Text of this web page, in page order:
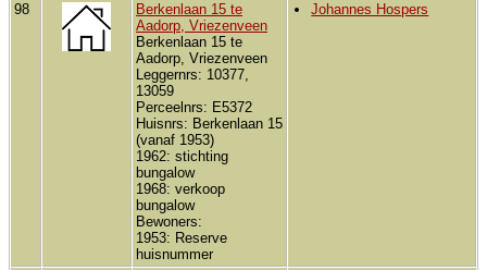
98
Berkenlaan 15 te
Aadorp, Vriezenveen
Berkenlaan 15 te
Aadorp, Vriezenveen
Leggernrs: 10377,
13059
Perceelnrs: E5372
Huisnrs: Berkenlaan 15
(vanaf 1953)
1962: stichting
bungalow
1968: verkoop
bungalow
Bewoners:
1953: Reserve
huisnummer
Johannes Hospers